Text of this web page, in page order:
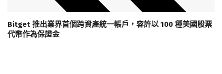
Bitget 推出業界首個跨資產統一帳戶，容許以 100 種美國股票
代幣作為保證金